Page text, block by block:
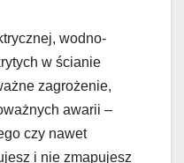
wodno-
w ścianie
zagrożenie,
awarii –
czy nawet
i nie zmapujesz